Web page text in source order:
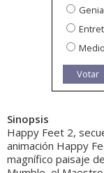
Votar
Sinopsis
Happy Feet 2,
animación Happy
magnífico paisaje